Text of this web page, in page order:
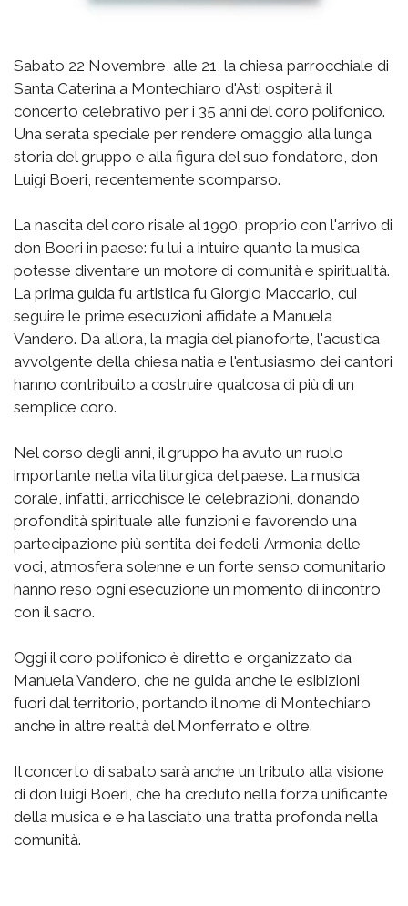
Sabato 22 Novembre, alle 21, la chiesa parrocchiale di
Santa Caterina a Montechiaro d'Asti ospiterà il
concerto celebrativo per i 35 anni del coro polifonico.
Una serata speciale per rendere omaggio alla lunga
storia del gruppo e alla figura del suo fondatore, don
Luigi Boeri, recentemente scomparso.
La nascita del coro risale al 1990, proprio con l'arrivo di
don Boeri in paese: fu lui a intuire quanto la musica
potesse diventare un motore di comunità e spiritualità.
La prima guida fu artistica fu Giorgio Maccario, cui
seguire le prime esecuzioni affidate a Manuela
Vandero. Da allora, la magia del pianoforte, l'acustica
avvolgente della chiesa natia e l'entusiasmo dei cantori
hanno contribuito a costruire qualcosa di più di un
semplice coro.
Nel corso degli anni, il gruppo ha avuto un ruolo
importante nella vita liturgica del paese. La musica
corale, infatti, arricchisce le celebrazioni, donando
profondità spirituale alle funzioni e favorendo una
partecipazione più sentita dei fedeli. Armonia delle
voci, atmosfera solenne e un forte senso comunitario
hanno reso ogni esecuzione un momento di incontro
con il sacro.
Oggi il coro polifonico è diretto e organizzato da
Manuela Vandero, che ne guida anche le esibizioni
fuori dal territorio, portando il nome di Montechiaro
anche in altre realtà del Monferrato e oltre.
Il concerto di sabato sarà anche un tributo alla visione
di don luigi Boeri, che ha creduto nella forza unificante
della musica e e ha lasciato una tratta profonda nella
comunità.